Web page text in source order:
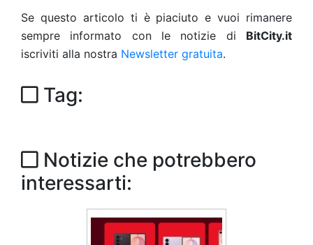
Se questo articolo ti è piaciuto e vuoi rimanere
sempre informato con le notizie di BitCity.it
iscriviti alla nostra Newsletter gratuita.
Tag:
Notizie che potrebbero
interessarti: